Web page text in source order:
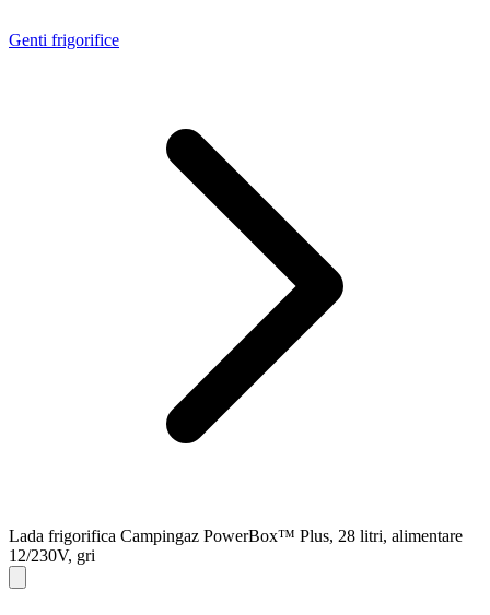
Genti frigorifice
Lada frigorifica Campingaz PowerBox™ Plus, 28 litri, alimentare
12/230V, gri